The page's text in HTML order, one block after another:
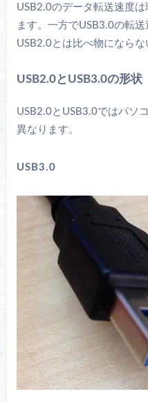
USB2.0のデータ転送速度
ます。一方でUSB3.0の転
USB2.0とは比べ物にならな
USB2.0とUSB3.0の形状
USB2.0とUSB3.0ではパソ
異なります。
USB3.0